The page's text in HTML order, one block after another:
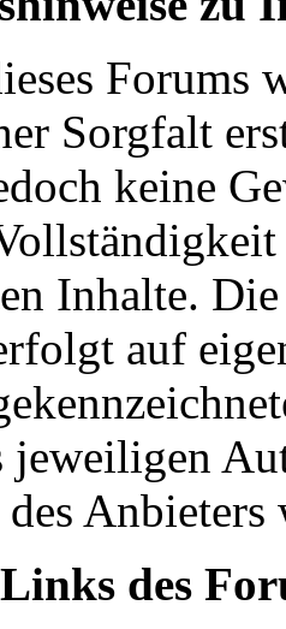
Forums
Sorgfalt
keine
Inhalte.
auf
jeweiligen
Anbieters
des